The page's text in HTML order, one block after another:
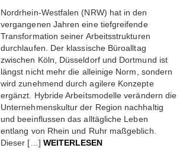
Nordrhein-Westfalen (NRW) hat in den
vergangenen Jahren eine tiefgreifende
Transformation seiner Arbeitsstrukturen
durchlaufen. Der klassische Büroalltag
zwischen Köln, Düsseldorf und Dortmund ist
längst nicht mehr die alleinige Norm, sondern
wird zunehmend durch agilere Konzepte
ergänzt. Hybride Arbeitsmodelle verändern die
Unternehmenskultur der Region nachhaltig
und beeinflussen das alltägliche Leben
entlang von Rhein und Ruhr maßgeblich.
Dieser […] WEITERLESEN